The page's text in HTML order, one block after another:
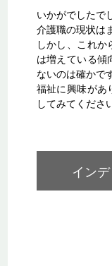
いかがでしたで
介護職の現状は
しかし、これ
は増えている傾
ないのは確かで
福祉に興味があ
してみてくださ
イン